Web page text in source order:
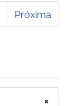
Próxima
×